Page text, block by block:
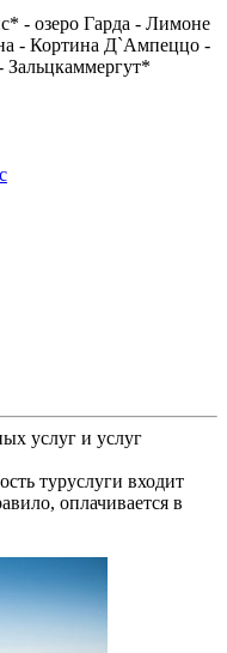
- озеро Гарда - Лимоне
- Кортина Д`Ампеццо -
Зальцкаммергут*
услуг и услуг
туруслуги входит
оплачивается в